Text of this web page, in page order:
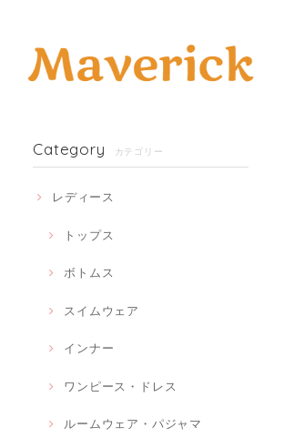
Category カテゴリー
レディース
トップス
ボトムス
スイムウェア
インナー
ワンピース・ドレス
ルームウェア・パジャマ